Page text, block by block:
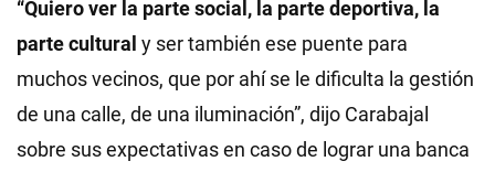
“Quiero ver la parte social, la parte deportiva, la
parte cultural y ser también ese puente para
muchos vecinos, que por ahí se le dificulta la gestión
de una calle, de una iluminación”, dijo Carabajal
sobre sus expectativas en caso de lograr una banca